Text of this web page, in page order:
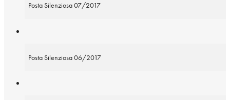
Posta Silenziosa 07/2017
Posta Silenziosa 06/2017